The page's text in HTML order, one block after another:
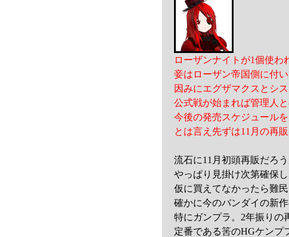
ローザンナイトが1個使
妾はローザン帝国側に付
因みにエグザマクスとシ
公式戦が始まれば管理人
今後の発売スケジュール
とは言え先ずは11月の再
流石に11月初頭再販だろ
やっぱり見掛け次第確保
仮に買えてなかったら難
確かに今のバンダイの新
特にガンプラ。2年振りの
定番である筈のHGケンプ